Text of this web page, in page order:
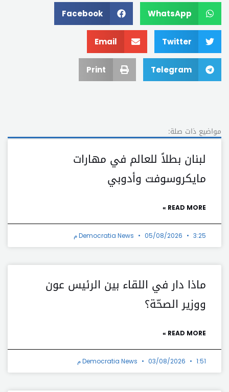
WhatsApp
Facebook
Twitter
Email
Telegram
Print
مواضيع ذات صلة:
لبنان بطلاً للعالم في مهارات
مايكروسوفت وأدوبي
READ MORE »
Democratia News 05/08/2026 3:25 م
ماذا دار في اللقاء بين الرئيس عون
ووزير الصحّة؟
READ MORE »
Democratia News 03/08/2026 1:51 م